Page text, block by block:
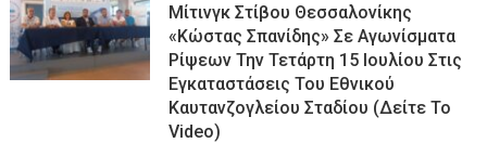
Μίτινγκ Στίβου Θεσσαλονίκης
«Κώστας Σπανίδης» Σε Αγωνίσματα
Ρίψεων Την Τετάρτη 15 Ιουλίου Στις
Εγκαταστάσεις Του Εθνικού
Καυτανζογλείου Σταδίου (Δείτε Το
Video)